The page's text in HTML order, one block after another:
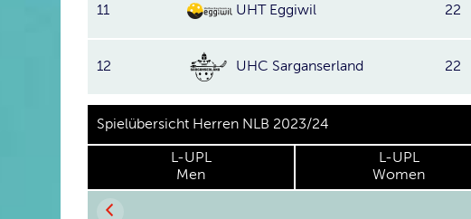
11 UHT Eggiwil 22
12 UHC Sarganserland 22
Spielübersicht Herren NLB 2023/24
L-UPL
Men
L-UPL
Women